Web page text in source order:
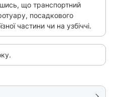
що транспортний
посадкового
частини чи на узбіччі.